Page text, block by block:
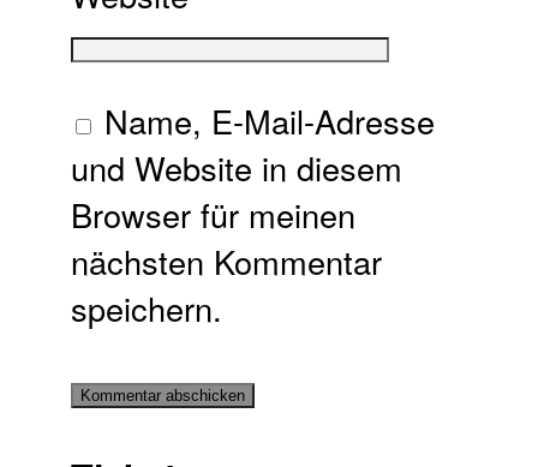
Name, E-Mail-Adresse
und Website in diesem
Browser für meinen
nächsten Kommentar
speichern.